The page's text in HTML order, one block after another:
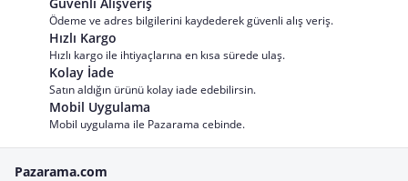
Ödeme ve adres bilgilerini kaydederek güvenli alış veriş.
Hızlı Kargo
Hızlı kargo ile ihtiyaçlarına en kısa sürede ulaş.
Kolay İade
Satın aldığın ürünü kolay iade edebilirsin.
Mobil Uygulama
Mobil uygulama ile Pazarama cebinde.
Pazarama.com